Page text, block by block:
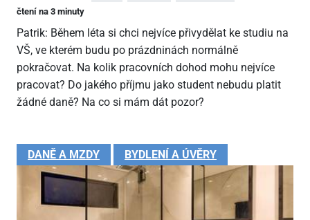
čtení na 3 minuty
Patrik: Během léta si chci nejvíce přivydělat ke studiu na
VŠ, ve kterém budu po prázdninách normálně
pokračovat. Na kolik pracovních dohod mohu nejvíce
pracovat? Do jakého příjmu jako student nebudu platit
žádné daně? Na co si mám dát pozor?
DANĚ A MZDY BYDLENÍ A ÚVĚRY